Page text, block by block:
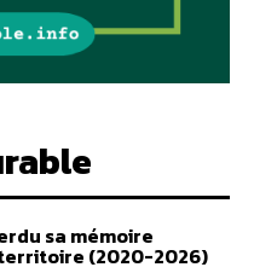
sa mémoire
(2020-2026)